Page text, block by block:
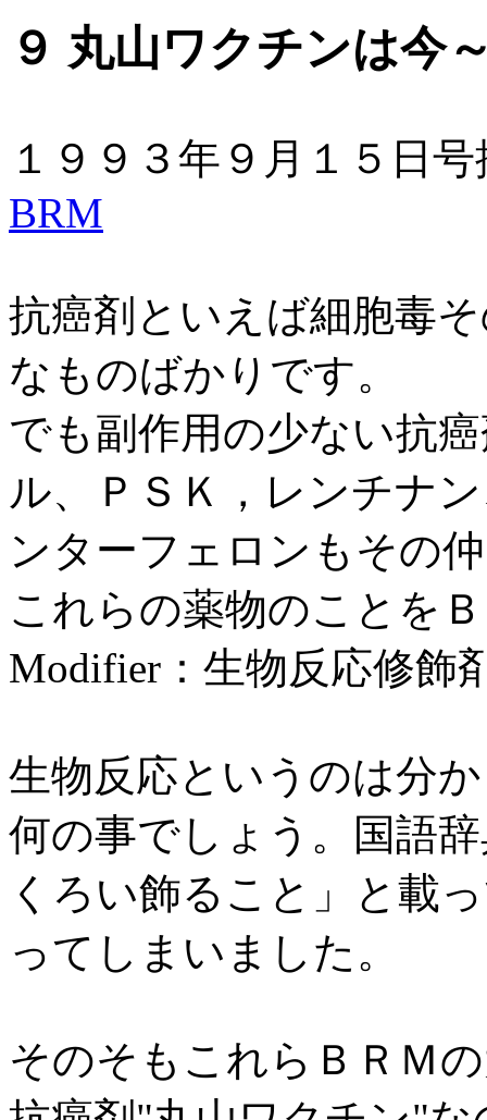
９ 丸山ワクチンは今
１９９３年９月１
BRM
抗癌剤といえば細胞毒
なものばかりです。
でも副作用の少ない抗
ル、ＰＳＫ，レンチナ
ンターフェロンもその
これらの薬物のことをＢ
Modifier：生物反応修飾
生物反応というのは分
何の事でしょう。国語
くろい飾ること」と載
ってしまいました。
そのそもこれらＢＲＭ